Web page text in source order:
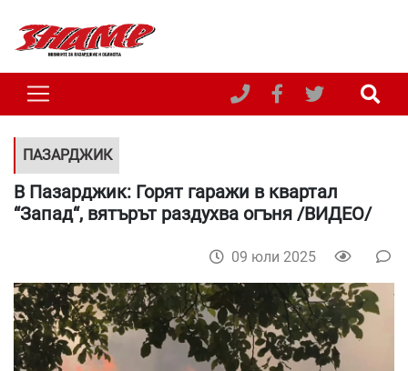
ПАЗАРДЖИК
В Пазарджик: Горят гаражи в квартал
“Запад“, вятърът раздухва огъня /ВИДЕО/
09 юли 2025